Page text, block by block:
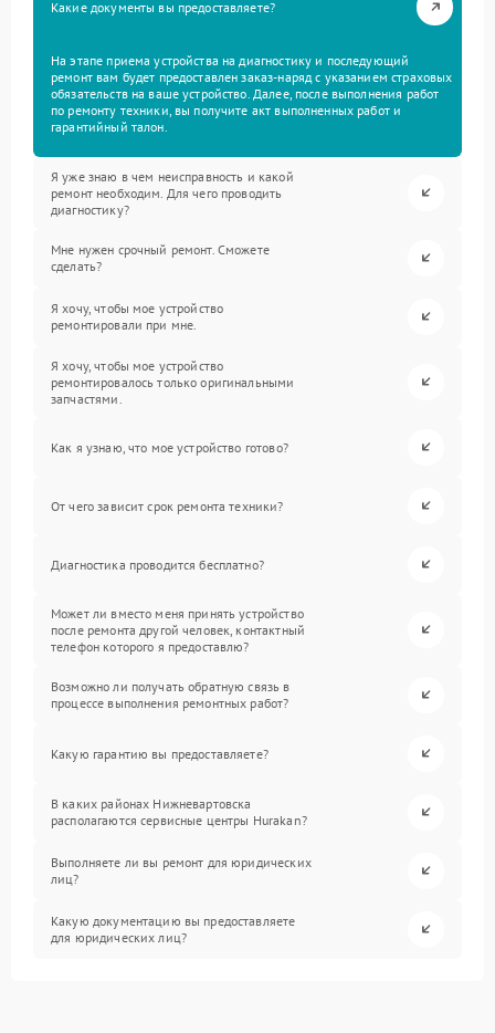
Какие документы вы предоставляете?
На этапе приема устройства на диагностику и последующий
ремонт вам будет предоставлен заказ-наряд с указанием страховых
обязательств на ваше устройство. Далее, после выполнения работ
по ремонту техники, вы получите акт выполненных работ и
гарантийный талон.
Я уже знаю в чем неисправность и какой
ремонт необходим. Для чего проводить
диагностику?
Мне нужен срочный ремонт. Сможете
сделать?
Я хочу, чтобы мое устройство
ремонтировали при мне.
Я хочу, чтобы мое устройство
ремонтировалось только оригинальными
запчастями.
Как я узнаю, что мое устройство готово?
От чего зависит срок ремонта техники?
Диагностика проводится бесплатно?
Может ли вместо меня принять устройство
после ремонта другой человек, контактный
телефон которого я предоставлю?
Возможно ли получать обратную связь в
процессе выполнения ремонтных работ?
Какую гарантию вы предоставляете?
В каких районах Нижневартовска
располагаются сервисные центры Hurakan?
Выполняете ли вы ремонт для юридических
лиц?
Какую документацию вы предоставляете
для юридических лиц?